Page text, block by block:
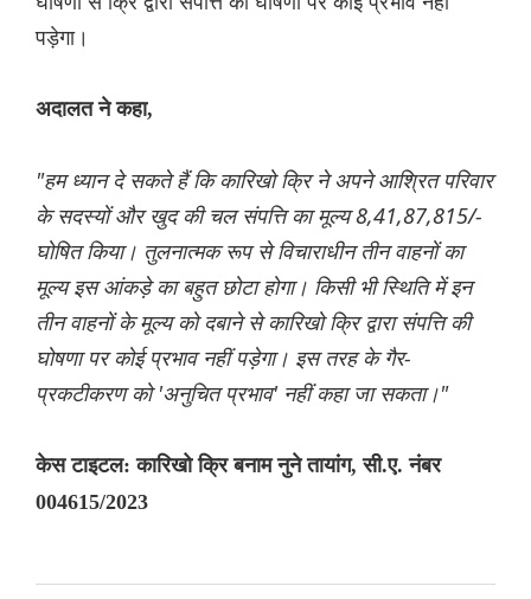
पड़ेगा।
अदालत ने कहा,
"हम ध्यान दे सकते हैं कि कारिखो क्रि ने अपने आश्रित परिवार
के सदस्यों और खुद की चल संपत्ति का मूल्य 8,41,87,815/-
घोषित किया। तुलनात्मक रूप से विचाराधीन तीन वाहनों का
मूल्य इस आंकड़े का बहुत छोटा होगा। किसी भी स्थिति में इन
तीन वाहनों के मूल्य को दबाने से कारिखो क्रि द्वारा संपत्ति की
घोषणा पर कोई प्रभाव नहीं पड़ेगा। इस तरह के गैर-
प्रकटीकरण को 'अनुचित प्रभाव' नहीं कहा जा सकता।"
केस टाइटल: कारिखो क्रि बनाम नुने तायांग, सी.ए. नंबर
004615/2023